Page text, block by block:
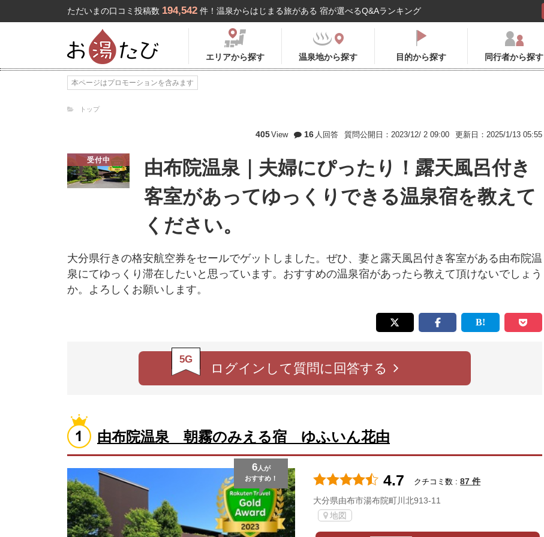
ただいまの口コミ投稿数 194,542 件！温泉からはじまる旅がある 宿が選べるQ&Aランキング
エリアから探す 温泉地から探す 目的から探す 同行者から探す
本ページはプロモーションを含みます
トップ
405View 16 人回答 質問公開日：2023/12/ 2 09:00 更新日：2025/1/13 05:55
受付中
由布院温泉｜夫婦にぴったり！露天風呂付き
客室があってゆっくりできる温泉宿を教えて
ください。
大分県行きの格安航空券をセールでゲットしました。ぜひ、妻と露天風呂付き客室がある由布院温
泉にてゆっくり滞在したいと思っています。おすすめの温泉宿があったら教えて頂けないでしょう
か。よろしくお願いします。
5G
ログインして質問に回答する
由布院温泉 朝霧のみえる宿 ゆふいん花由
6人が
おすすめ！
4.7 クチコミ数 : 87 件
大分県由布市湯布院町川北913-11
地図